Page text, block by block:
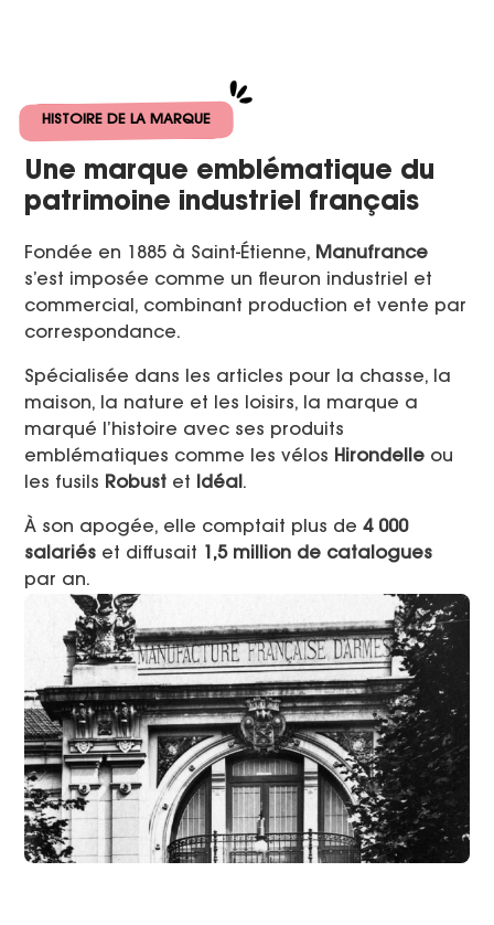
HISTOIRE DE LA MARQUE
Une marque emblématique du
patrimoine industriel français
Fondée en 1885 à Saint-Étienne, Manufrance
s’est imposée comme un fleuron industriel et
commercial, combinant production et vente par
correspondance.
Spécialisée dans les articles pour la chasse, la
maison, la nature et les loisirs, la marque a
marqué l’histoire avec ses produits
emblématiques comme les vélos Hirondelle ou
les fusils Robust et Idéal .
À son apogée, elle comptait plus de4 000
salariés et diffusait 1,5 million de catalogues
par an.